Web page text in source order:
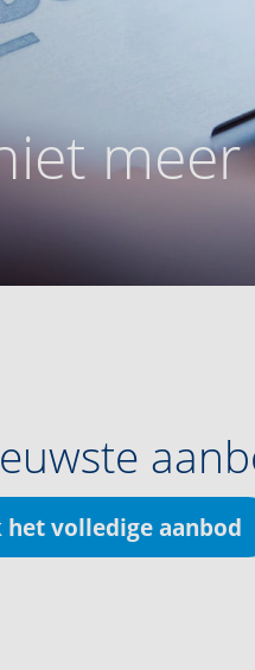
het volledige aanbod